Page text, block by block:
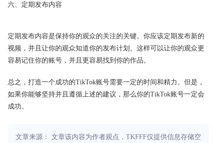
六、定期发布内容
定期发布内容是保持你的观众的关注的关键。你应该定期发布新的
视频，并且让你的观众知道你的发布计划。这样可以让你的观众更
容易记住你的账号，并且更容易找到你的作品。
总之，打造一个成功的TikTok账号需要一定的时间和精力。但是，
如果你能够坚持并且遵循上述的建议，那么你的TikTok账号一定会
成功。
文章来源： 文章该内容为作者观点，TKFFF仅提供信息存储空